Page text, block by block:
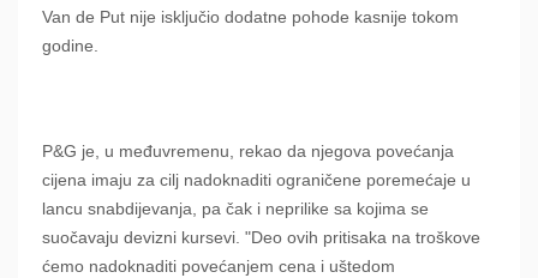
Van de Put nije isključio dodatne pohode kasnije tokom
godine.
P&G je, u međuvremenu, rekao da njegova povećanja
cijena imaju za cilj nadoknaditi ograničene poremećaje u
lancu snabdijevanja, pa čak i neprilike sa kojima se
suočavaju devizni kursevi. "Deo ovih pritisaka na troškove
ćemo nadoknaditi povećanjem cena i uštedom